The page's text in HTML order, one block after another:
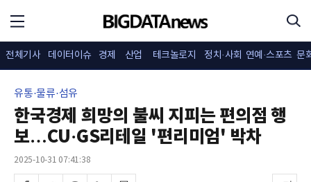
전체기사 데이터이슈 경제 산업 테크놀로지 정치·사회 연예·스포츠 문
유통·물류·섬유
한국경제 희망의 불씨 지피는 편의점 행
보…CU·GS리테일 '편리미엄' 박차
2025-10-31 07:41:38